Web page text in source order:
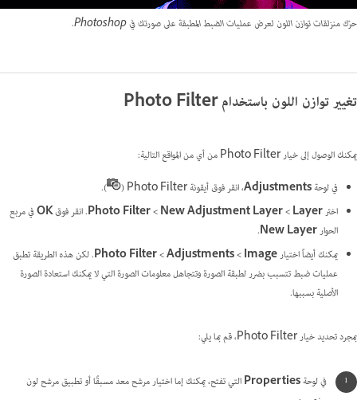
حرّك منزلقات توازن اللون لعرض عمليات الضبط المطبقة على صورتك في Photoshop.
تغيير توازن اللون باستخدام Photo Filter
يمكنك الوصول إلى خيار Photo Filter من أي من المواقع التالية:
في لوحةAdjustments، انقر فوق أيقونة Photo Filter (
).
اخترLayer >‏ New Adjustment Layer >‏ Photo Filter . انقر فوقOKفي مربع
الحوارNew Layer
.
يمكنك أيضاً اختيارImage >‏ Adjustments >‏ Photo Filter
. لكن هذه الطريقة تطبق
عمليات ضبط تتسبب بضرر لطبقة الصورة وتتجاهل معلومات الصورة التي لا يمكنك استعادة الصورة
الأصلية بسببها.
بمجرد تحديد خيار Photo Filter، قم بما يلي:
في لوحةPropertiesالتي تفتح، يمكنك إما اختيار مرشح معد مسبقًا أو تطبيق مرشح لون